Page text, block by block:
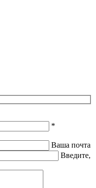
*
Ваша почта
Введите,